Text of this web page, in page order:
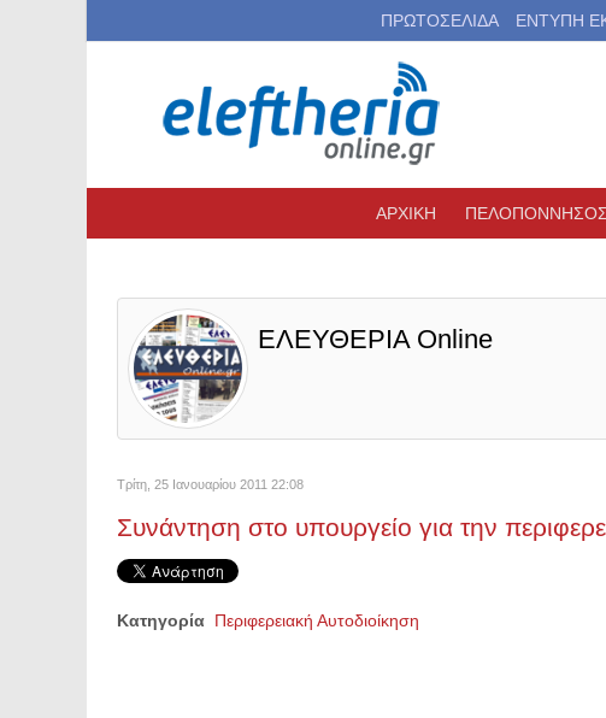
ΠΡΩΤΟΣΕΛΙΔΑ ΕΝΤΥΠΗ
ΑΡΧΙΚΗ ΠΕΛΟΠΟΝΝΗΣΟΣ
ΕΛΕΥΘΕΡΙΑ Online
Τρίτη, 25 Ιανουαρίου 2011 22:08
Συνάντηση στο υπουργείο για την
Κατηγορία Περιφερειακή Αυτοδιοίκηση